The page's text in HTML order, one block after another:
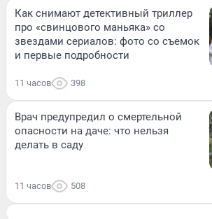
Как снимают детективный триллер
про «свинцового маньяка» со
звездами сериалов: фото со съемок
и первые подробности
11 часов 398
Врач предупредил о смертельной
опасности на даче: что нельзя
делать в саду
11 часов 508